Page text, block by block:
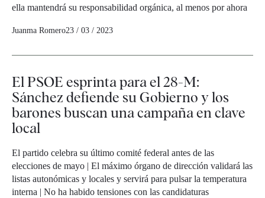
ella mantendrá su responsabilidad orgánica, al menos por ahora
Juanma Romero23 / 03 / 2023
El PSOE esprinta para el 28-M:
Sánchez defiende su Gobierno y los
barones buscan una campaña en clave
local
El partido celebra su último comité federal antes de las
elecciones de mayo | El máximo órgano de dirección validará las
listas autonómicas y locales y servirá para pulsar la temperatura
interna | No ha habido tensiones con las candidaturas